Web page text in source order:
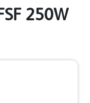
250W